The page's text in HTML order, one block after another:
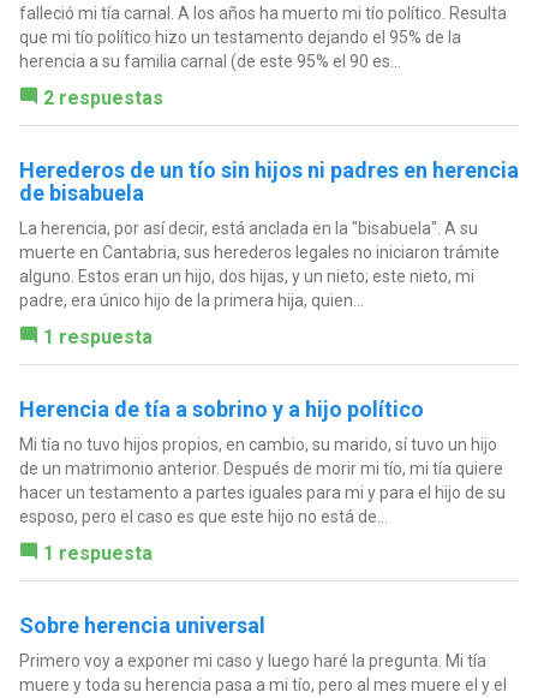
falleció mi tía carnal. A los años ha muerto mi tío político. Resulta
que mi tío político hizo un testamento dejando el 95% de la
herencia a su familia carnal (de este 95% el 90 es...
2 respuestas
Herederos de un tío sin hijos ni padres en herencia
de bisabuela
La herencia, por así decir, está anclada en la "bisabuela". A su
muerte en Cantabria, sus herederos legales no iniciaron trámite
alguno. Estos eran un hijo, dos hijas, y un nieto; este nieto, mi
padre, era único hijo de la primera hija, quien...
1 respuesta
Herencia de tía a sobrino y a hijo político
Mi tía no tuvo hijos propios, en cambio, su marido, sí tuvo un hijo
de un matrimonio anterior. Después de morir mi tío, mi tía quiere
hacer un testamento a partes iguales para mi y para el hijo de su
esposo, pero el caso es que este hijo no está de...
1 respuesta
Sobre herencia universal
Primero voy a exponer mi caso y luego haré la pregunta. Mi tía
muere y toda su herencia pasa a mi tío, pero al mes muere el y el